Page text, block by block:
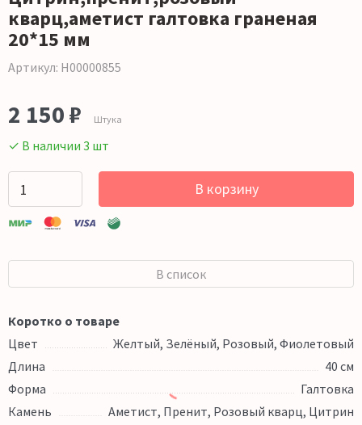
кварц,аметист галтовка граненая
20*15 мм
Артикул: Н00000855
2 150 ₽ Штука
✓ В наличии 3 шт
В корзину
В список
Коротко о товаре
Цвет
Желтый, Зелёный, Розовый, Фиолетовый
Длина
40 см
Форма
Галтовка
Камень
Аметист, Пренит, Розовый кварц, Цитрин